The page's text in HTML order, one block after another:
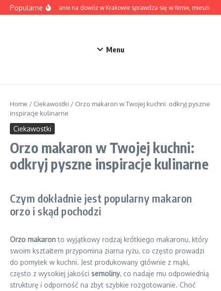
Przejdź do treści
PopularneKiedy pranie na dowóz w Krakowie sprawdza się w firmie,
Menu
Home / Ciekawostki / Orzo makaron w Twojej kuchni: odkryj pyszne
inspiracje kulinarne
Ciekawostki
Orzo makaron w Twojej kuchni:
odkryj pyszne inspiracje kulinarne
Czym dokładnie jest popularny makaron
orzo i skąd pochodzi
Orzo makaronto wyjątkowy rodzaj krótkiego makaronu, który
swoim kształtem przypomina ziarna ryżu, co często prowadzi
do pomyłek w kuchni. Jest produkowany głównie z mąki,
często z wysokiej jakości semoliny, co nadaje mu odpowiednią
strukturę i odporność na zbyt szybkie rozgotowanie. Choć